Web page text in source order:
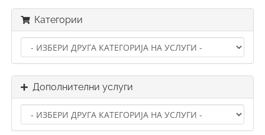
Категории
Дополнителни услуги